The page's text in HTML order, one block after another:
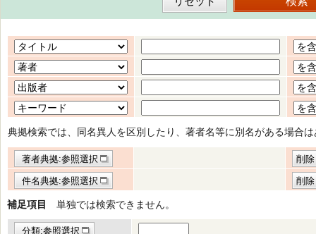
典拠検索では、同名異人を区別したり、著者名等に別名がある場合
著者典拠:参照選択 削除
件名典拠:参照選択 削除
補足項目 単独では検索できません。
分類:参照選択